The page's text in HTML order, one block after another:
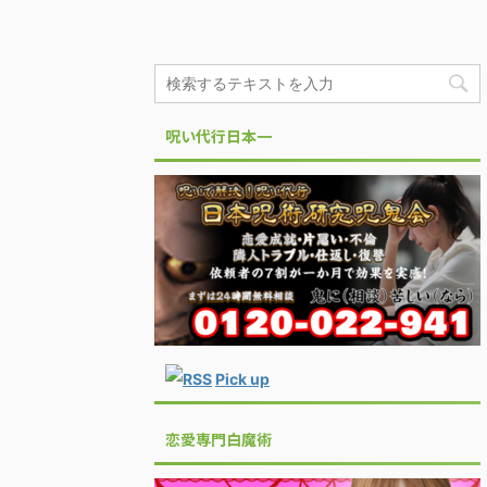
呪い代行日本一
Pick up
恋愛専門白魔術